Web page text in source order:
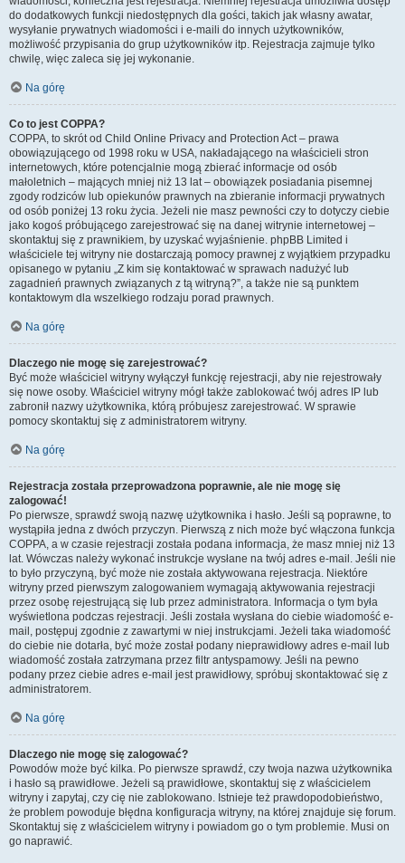
do dodatkowych funkcji niedostępnych dla gości, takich jak własny awatar,
wysyłanie prywatnych wiadomości i e-maili do innych użytkowników,
możliwość przypisania do grup użytkowników itp. Rejestracja zajmuje tylko
chwilę, więc zaleca się jej wykonanie.
Na górę
Co to jest COPPA?
COPPA, to skrót od Child Online Privacy and Protection Act – prawa
obowiązującego od 1998 roku w USA, nakładającego na właścicieli stron
internetowych, które potencjalnie mogą zbierać informacje od osób
małoletnich – mających mniej niż 13 lat – obowiązek posiadania pisemnej
zgody rodziców lub opiekunów prawnych na zbieranie informacji prywatnych
od osób poniżej 13 roku życia. Jeżeli nie masz pewności czy to dotyczy ciebie
jako kogoś próbującego zarejestrować się na danej witrynie internetowej –
skontaktuj się z prawnikiem, by uzyskać wyjaśnienie. phpBB Limited i
właściciele tej witryny nie dostarczają pomocy prawnej z wyjątkiem przypadku
opisanego w pytaniu „Z kim się kontaktować w sprawach nadużyć lub
zagadnień prawnych związanych z tą witryną?”, a także nie są punktem
kontaktowym dla wszelkiego rodzaju porad prawnych.
Na górę
Dlaczego nie mogę się zarejestrować?
Być może właściciel witryny wyłączył funkcję rejestracji, aby nie rejestrowały
się nowe osoby. Właściciel witryny mógł także zablokować twój adres IP lub
zabronił nazwy użytkownika, którą próbujesz zarejestrować. W sprawie
pomocy skontaktuj się z administratorem witryny.
Na górę
Rejestracja została przeprowadzona poprawnie, ale nie mogę się
zalogować!
Po pierwsze, sprawdź swoją nazwę użytkownika i hasło. Jeśli są poprawne, to
wystąpiła jedna z dwóch przyczyn. Pierwszą z nich może być włączona funkcja
COPPA, a w czasie rejestracji została podana informacja, że masz mniej niż 13
lat. Wówczas należy wykonać instrukcje wysłane na twój adres e-mail. Jeśli nie
to było przyczyną, być może nie została aktywowana rejestracja. Niektóre
witryny przed pierwszym zalogowaniem wymagają aktywowania rejestracji
przez osobę rejestrującą się lub przez administratora. Informacja o tym była
wyświetlona podczas rejestracji. Jeśli została wysłana do ciebie wiadomość e-
mail, postępuj zgodnie z zawartymi w niej instrukcjami. Jeżeli taka wiadomość
do ciebie nie dotarła, być może został podany nieprawidłowy adres e-mail lub
wiadomość została zatrzymana przez filtr antyspamowy. Jeśli na pewno
podany przez ciebie adres e-mail jest prawidłowy, spróbuj skontaktować się z
administratorem.
Na górę
Dlaczego nie mogę się zalogować?
Powodów może być kilka. Po pierwsze sprawdź, czy twoja nazwa użytkownika
i hasło są prawidłowe. Jeżeli są prawidłowe, skontaktuj się z właścicielem
witryny i zapytaj, czy cię nie zablokowano. Istnieje też prawdopodobieństwo,
że problem powoduje błędna konfiguracja witryny, na której znajduje się forum.
Skontaktuj się z właścicielem witryny i powiadom go o tym problemie. Musi on
go naprawić.